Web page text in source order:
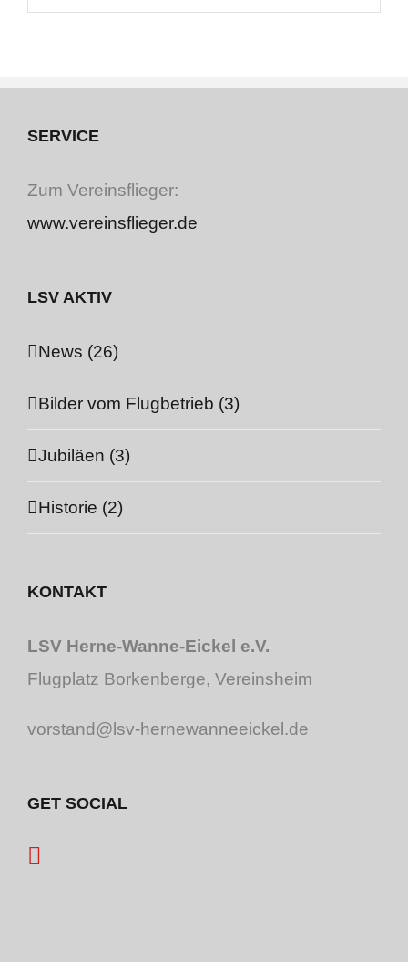
SERVICE
Zum Vereinsflieger:
www.vereinsflieger.de
LSV AKTIV
News (26)
Bilder vom Flugbetrieb (3)
Jubiläen (3)
Historie (2)
KONTAKT
LSV Herne-Wanne-Eickel e.V.
Flugplatz Borkenberge, Vereinsheim
vorstand@lsv-hernewanneeickel.de
GET SOCIAL